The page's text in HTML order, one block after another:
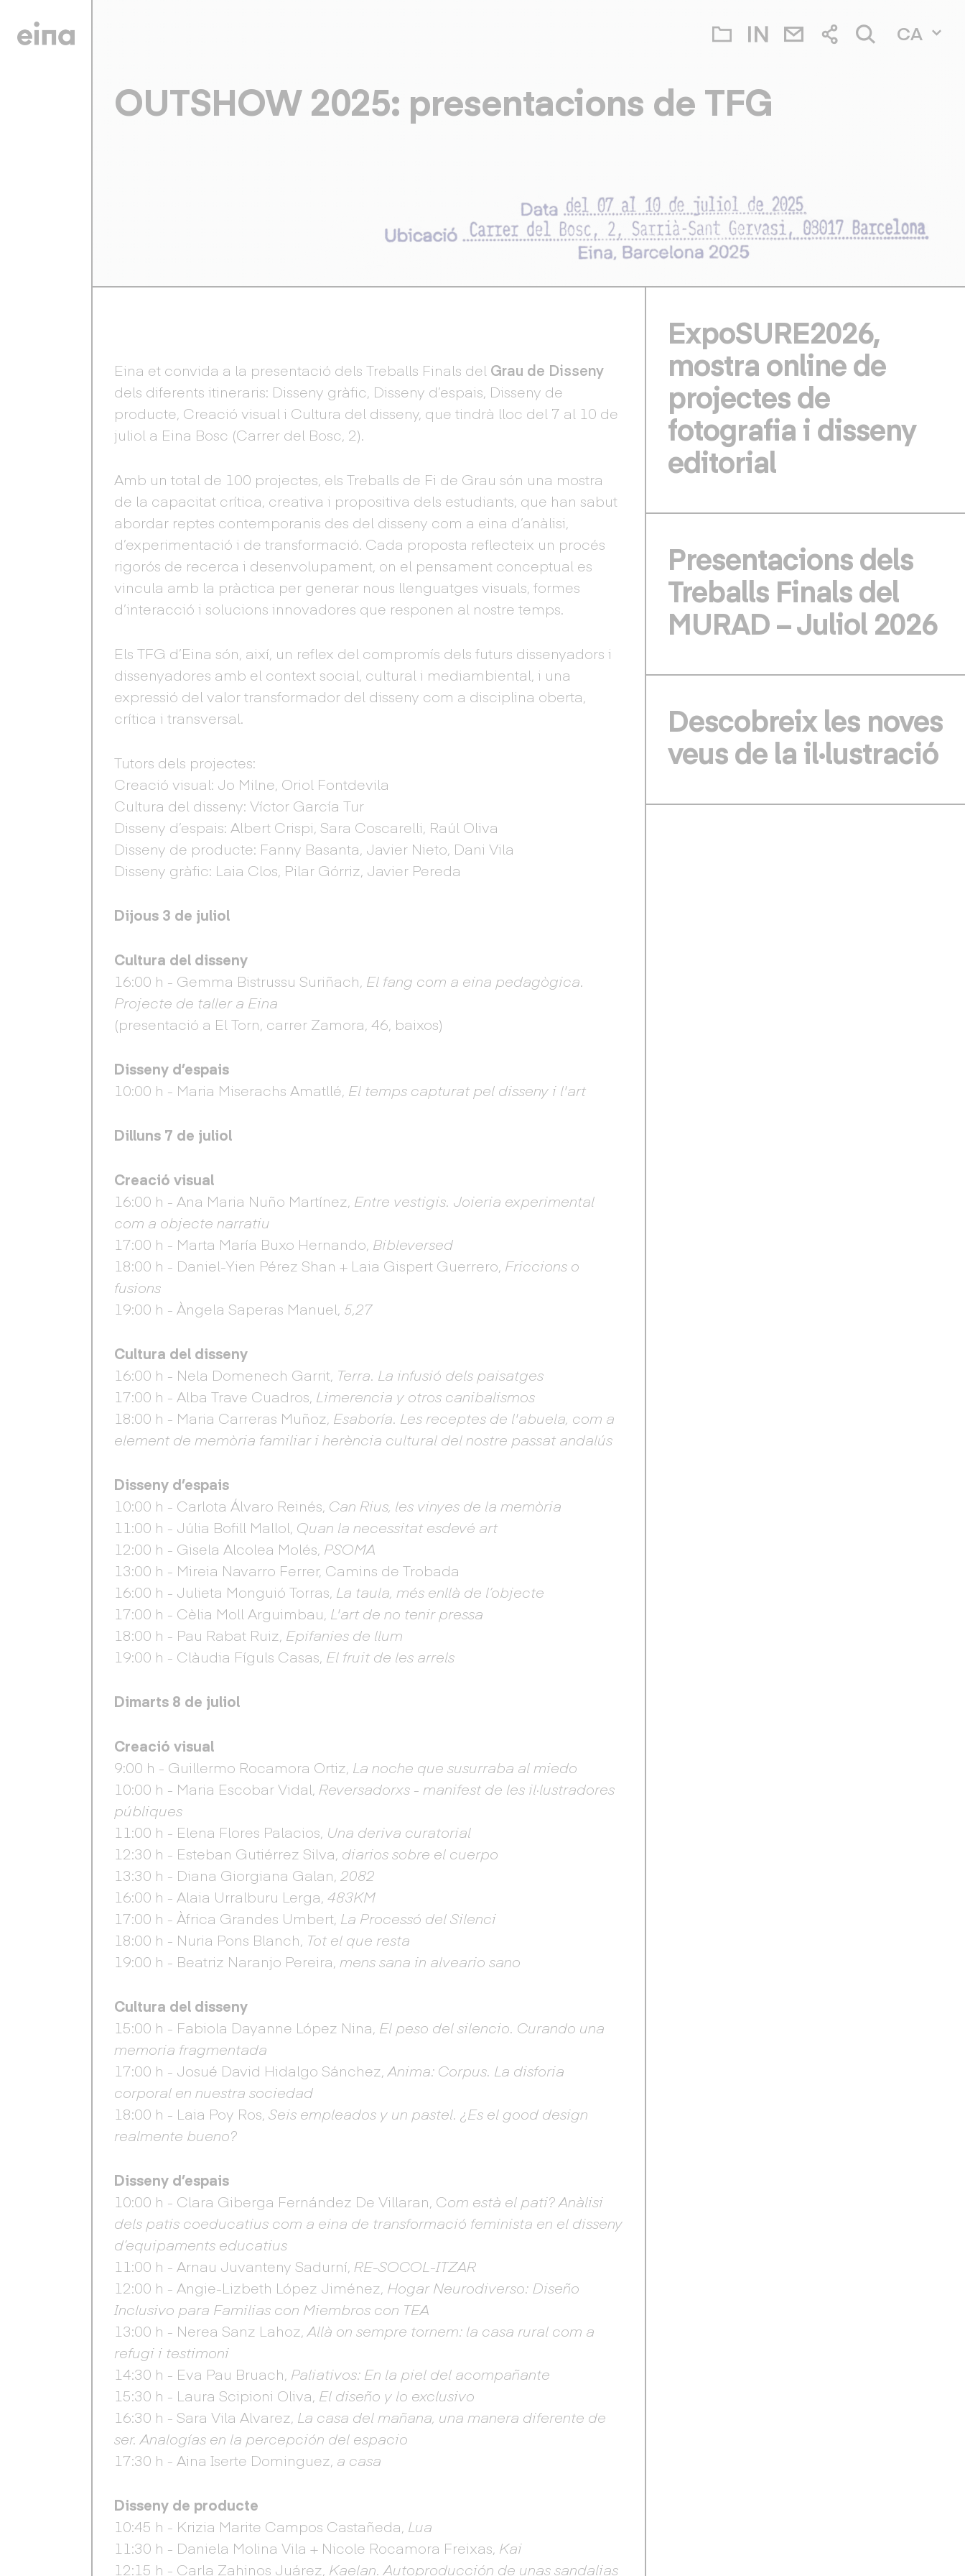
CA
OUTSHOW 2025: presentacions de TFG
Eina et convida a la presentació dels Treballs Finals del Grau de Disseny
dels diferents itineraris: Disseny gràfic, Disseny d’espais, Disseny de
producte, Creació visual i Cultura del disseny, que tindrà lloc del 7 al 10 de
juliol a Eina Bosc (Carrer del Bosc, 2).
Amb un total de 100 projectes, els Treballs de Fi de Grau són una mostra
de la capacitat crítica, creativa i propositiva dels estudiants, que han sabut
abordar reptes contemporanis des del disseny com a eina d’anàlisi,
d’experimentació i de transformació. Cada proposta reflecteix un procés
rigorós de recerca i desenvolupament, on el pensament conceptual es
vincula amb la pràctica per generar nous llenguatges visuals, formes
d’interacció i solucions innovadores que responen al nostre temps.
Els TFG d’Eina són, així, un reflex del compromís dels futurs dissenyadors i
dissenyadores amb el context social, cultural i mediambiental, i una
expressió del valor transformador del disseny com a disciplina oberta,
crítica i transversal.
Tutors dels projectes:
Creació visual: Jo Milne, Oriol Fontdevila
Cultura del disseny: Víctor García Tur
Disseny d’espais: Albert Crispi, Sara Coscarelli, Raúl Oliva
Disseny de producte: Fanny Basanta, Javier Nieto, Dani Vila
Disseny gràfic: Laia Clos, Pilar Górriz, Javier Pereda
Dijous 3 de juliol
Cultura del disseny
16:00 h - Gemma Bistrussu Suriñach, El fang com a eina pedagògica.
Projecte de taller a Eina
(presentació a El Torn, carrer Zamora, 46, baixos)
Disseny d’espais
10:00 h - Maria Miserachs Amatllé, El temps capturat pel disseny i l'art
Dilluns 7 de juliol
Creació visual
16:00 h - Ana Maria Nuño Martínez, Entre vestigis. Joieria experimental
com a objecte narratiu
17:00 h - Marta María Buxo Hernando, Bibleversed
18:00 h - Daniel-Yien Pérez Shan + Laia Gispert Guerrero, Friccions o
fusions
19:00 h - Àngela Saperas Manuel, 5,27
Cultura del disseny
16:00 h - Nela Domenech Garrit, Terra. La infusió dels paisatges
17:00 h - Alba Trave Cuadros, Limerencia y otros canibalismos
18:00 h - Maria Carreras Muñoz, Esaboría. Les receptes de l'abuela, com a
element de memòria familiar i herència cultural del nostre passat andalús
Disseny d’espais
10:00 h - Carlota Álvaro Reinés, Can Rius, les vinyes de la memòria
11:00 h - Júlia Bofill Mallol, Quan la necessitat esdevé art
12:00 h - Gisela Alcolea Molés, PSOMA
13:00 h - Mireia Navarro Ferrer, Camins de Trobada
16:00 h - Julieta Monguió Torras, La taula, més enllà de l’objecte
17:00 h - Cèlia Moll Arguimbau, L'art de no tenir pressa
18:00 h - Pau Rabat Ruiz, Epifanies de llum
19:00 h - Clàudia Fíguls Casas, El fruit de les arrels
Dimarts 8 de juliol
Creació visual
9:00 h - Guillermo Rocamora Ortiz, La noche que susurraba al miedo
10:00 h - Maria Escobar Vidal, Reversadorxs - manifest de les il·lustradores
públiques
11:00 h - Elena Flores Palacios, Una deriva curatorial
12:30 h - Esteban Gutiérrez Silva, diarios sobre el cuerpo
13:30 h - Diana Giorgiana Galan, 2082
16:00 h - Alaia Urralburu Lerga, 483KM
17:00 h - Àfrica Grandes Umbert, La Processó del Silenci
18:00 h - Nuria Pons Blanch, Tot el que resta
19:00 h - Beatriz Naranjo Pereira, mens sana in alveario sano
Cultura del disseny
15:00 h - Fabiola Dayanne López Nina, El peso del silencio. Curando una
memoria fragmentada
17:00 h - Josué David Hidalgo Sánchez, Anima: Corpus. La disforia
corporal en nuestra sociedad
18:00 h - Laia Poy Ros, Seis empleados y un pastel. ¿Es el good design
realmente bueno?
Disseny d’espais
10:00 h - Clara Giberga Fernández De Villaran, Com està el pati? Anàlisi
dels patis coeducatius com a eina de transformació feminista en el disseny
d’equipaments educatius
11:00 h - Arnau Juvanteny Sadurní, RE-SOCOL-ITZAR
12:00 h - Angie-Lizbeth López Jiménez, Hogar Neurodiverso: Diseño
Inclusivo para Familias con Miembros con TEA
13:00 h - Nerea Sanz Lahoz, Allà on sempre tornem: la casa rural com a
refugi i testimoni
14:30 h - Eva Pau Bruach, Paliativos: En la piel del acompañante
15:30 h - Laura Scipioni Oliva, El diseño y lo exclusivo
16:30 h - Sara Vila Alvarez, La casa del mañana, una manera diferente de
ser. Analogías en la percepción del espacio
17:30 h - Aina Iserte Dominguez, a casa
Disseny de producte
10:45 h - Krizia Marite Campos Castañeda, Lua
11:30 h - Daniela Molina Vila + Nicole Rocamora Freixas, Kai
12:15 h - Carla Zahinos Juárez, Kaelan. Autoproducción de unas sandalias
ExpoSURE2026,
mostra online de
projectes de
fotografia i disseny
editorial
Presentacions dels
Treballs Finals del
MURAD – Juliol 2026
Descobreix les noves
veus de la il·lustració